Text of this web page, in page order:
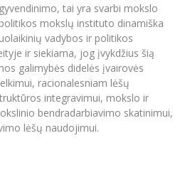
tai yra svarbi mokslo
mokslų instituto dinamiška
vadybos ir politikos
ir siekiama, jog įvykdžius šią
galimybės didelės įvairovės
racionalesniam lėšų
integravimui, mokslo ir
bendradarbiavimo skatinimui,
lėšų naudojimui.